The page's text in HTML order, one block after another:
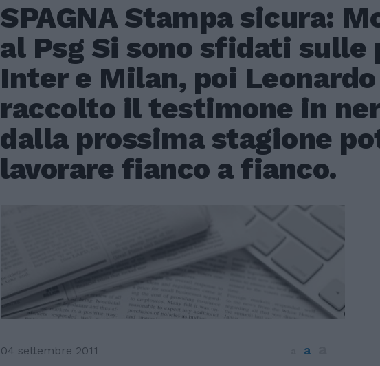
SPAGNA Stampa sicura:
al Psg Si sono sfidati sulle
Inter e Milan, poi Leonardo
raccolto il testimone in
dalla prossima stagione
lavorare fianco a fianco.
04 settembre 2011 a